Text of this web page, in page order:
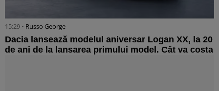
15:29 • Russo George
Dacia lansează modelul aniversar Logan XX, la 20
de ani de la lansarea primului model. Cât va costa